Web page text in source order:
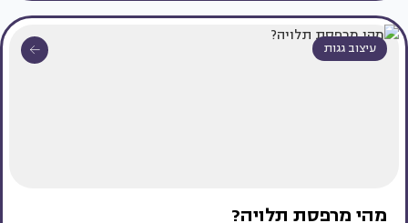
עיצוב גגות
מהי מרפסת תלויה?